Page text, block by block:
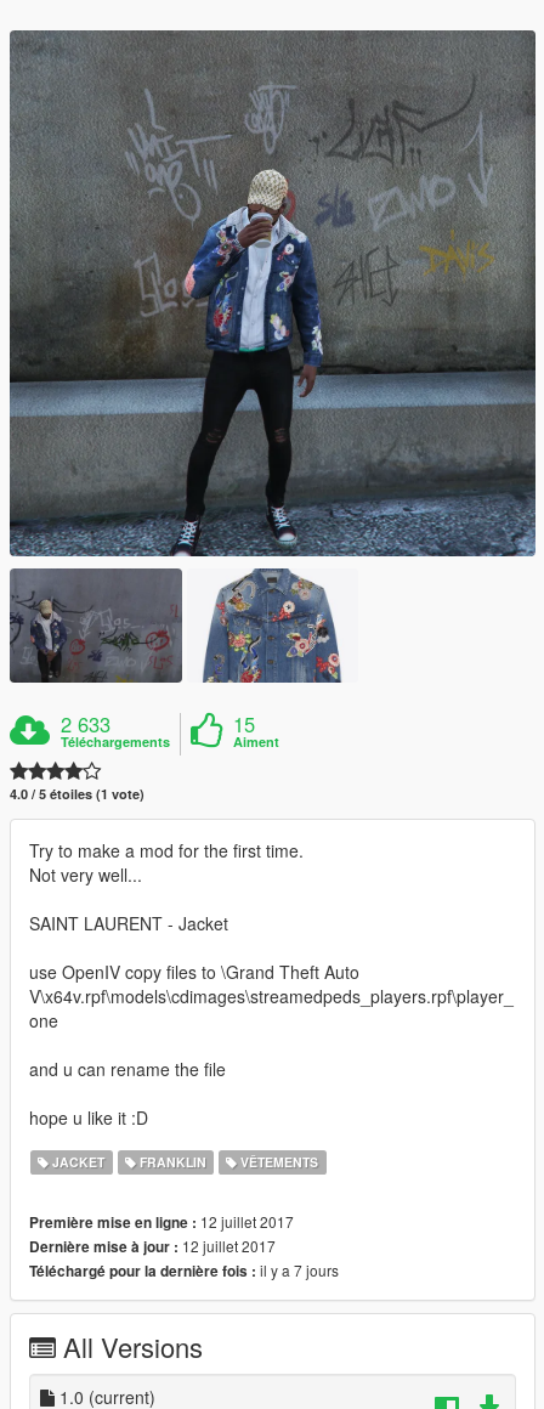
2 633
Téléchargements
15
Aiment
4.0 / 5 étoiles (1 vote)
Try to make a mod for the first time.
Not very well...
SAINT LAURENT - Jacket
use OpenIV copy files to \Grand Theft Auto
V\x64v.rpf\models\cdimages\streamedpeds_players.rpf\player_
one
and u can rename the file
hope u like it :D
JACKET FRANKLIN VÊTEMENTS
Première mise en ligne : 12 juillet 2017
Dernière mise à jour : 12 juillet 2017
Téléchargé pour la dernière fois : il y a 7 jours
All Versions
1.0 (current)